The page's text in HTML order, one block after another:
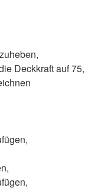
Deckkraft auf 75,